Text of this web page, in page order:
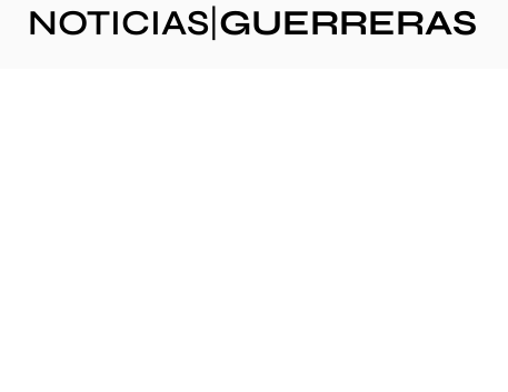
NOTICIAS GUERRERAS